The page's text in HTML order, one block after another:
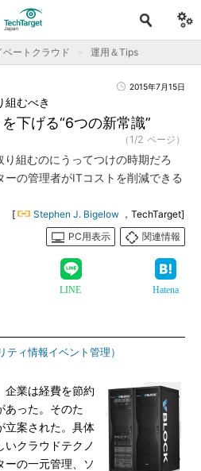
ベートクラウド 運用＆Tips
2015年7月15日
下げる“6つの新常識”
組むべき
（1/2 ページ）
組むのにうってつけの時期だろ
ーの管理者がITコストを削減できる
[ Stephen J. Bigelow ，TechTarget]
PC用表示
関連情報
LINE Hatena
ティ情報イベント管理）
業は経費を節約
あった。そのた
立案された。具体
いクラウドテクノ
ーの一元管理、ソ